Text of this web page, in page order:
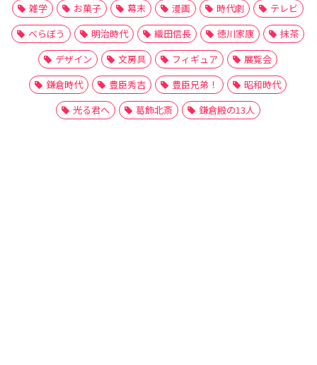
雑学
お菓子 幕末 漫画 時代劇
テレビ
べらぼう
明治時代 織田信長 徳川家康
抹茶
デザイン
文房具 フィギュア
展覧会
鎌倉時代
豊臣秀吉 豊臣兄弟！
昭和時代
光る君へ
葛飾北斎 鎌倉殿の13人